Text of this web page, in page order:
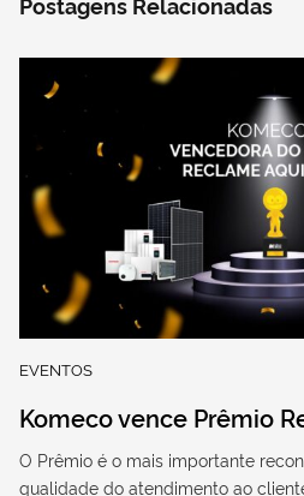
EVENTOS
Komeco vence Prêmio
O Prêmio é o mais importante
qualidade do atendimento ao